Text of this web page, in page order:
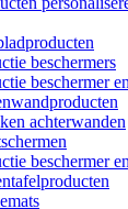
beschermers
beschermer
achterwanden
beschermer